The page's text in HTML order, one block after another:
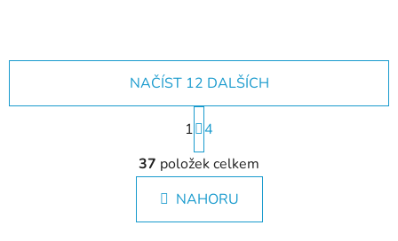
O
v
l
á
d
NAČÍST 12 DALŠÍCH
S
t
r
á
n
k
1
4
37 položek celkem
NAHORU